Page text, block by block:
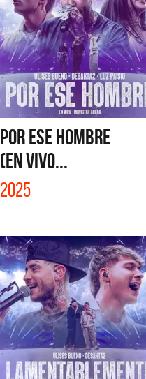
POR ESE HOMBRE
(EN VIVO...
2025